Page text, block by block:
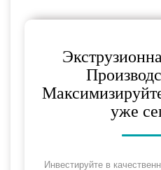
уже
Инвестируйте в